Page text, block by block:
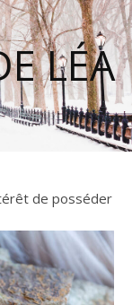
LÉA
de posséder